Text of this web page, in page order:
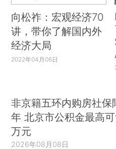
向松祚：宏观经济70
讲，带你了解国内外
经济大局
2022年04月06日
非京籍五环内购房社保
年 北京市公积金最高
万元
2026年08月08日